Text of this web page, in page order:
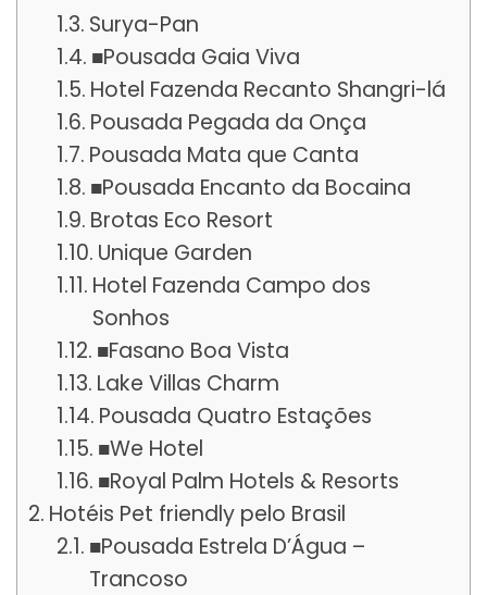
Surya-Pan
■Pousada Gaia Viva
Hotel Fazenda Recanto Shangri-lá
Pousada Pegada da Onça
Pousada Mata que Canta
■Pousada Encanto da Bocaina
Brotas Eco Resort
Unique Garden
Hotel Fazenda Campo dos
Sonhos
■Fasano Boa Vista
Lake Villas Charm
Pousada Quatro Estações
■We Hotel
■Royal Palm Hotels & Resorts
Hotéis Pet friendly pelo Brasil
■Pousada Estrela D’Água –
Trancoso